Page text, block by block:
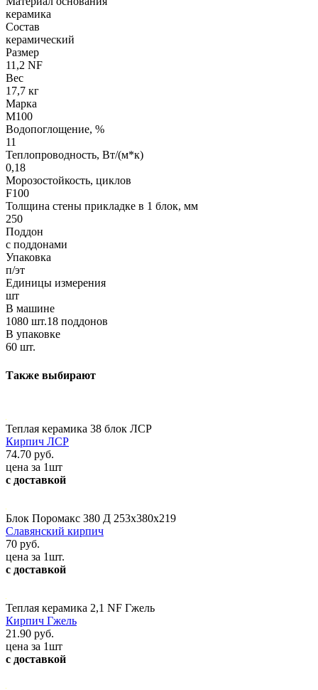
керамика
Состав
керамический
Размер
11,2 NF
Вес
17,7 кг
Марка
М100
Водопоглощение, %
11
Теплопроводность, Вт/(м*к)
0,18
Морозостойкость, циклов
F100
Толщина стены прикладке в 1 блок, мм
250
Поддон
с поддонами
Упаковка
п/эт
Единицы измерения
шт
В машине
1080 шт.18 поддонов
В упаковке
60 шт.
Также выбирают
Теплая керамика 38 блок ЛСР
Кирпич ЛСР
74.70 руб.
цена за 1шт
с доставкой
Блок Поромакс 380 Д 253х380х219
Славянский кирпич
70 руб.
цена за 1шт.
с доставкой
Теплая керамика 2,1 NF Гжель
Кирпич Гжель
21.90 руб.
цена за 1шт
с доставкой